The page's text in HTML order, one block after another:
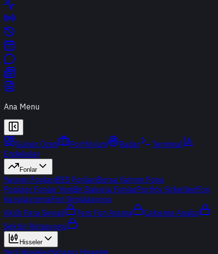
Ana Menu
Günün Özeti Portföyüm Radar
Terminal
Endeksler
Fonlar
Yatırım FonlarıBES FonlarıBorsa Yatırım Fonu
Popüler Fonlar YeniBir Bakışta FonlarPortföy ŞirketleriFon
KarşılaştırmaFon Simülasyonu
Akıllı Para Sinyali
Ters Fon Arama
Çakışma Analizi
Sektör Rotasyonu
Hisseler
Yerli HisselerYabancı Hisseler